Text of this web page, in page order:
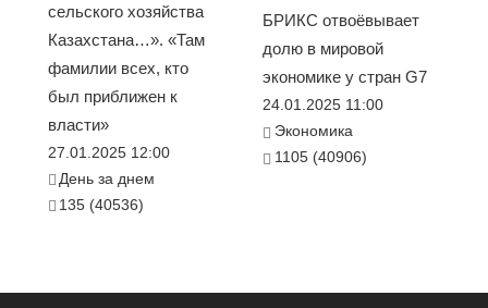
сельского хозяйства
Казахстана…». «Там
фамилии всех, кто
был приближен к
власти»
27.01.2025 12:00
День за днем
135 (40536)
БРИКС отвоёвывает
долю в мировой
экономике у стран G7
24.01.2025 11:00
Экономика
1105 (40906)